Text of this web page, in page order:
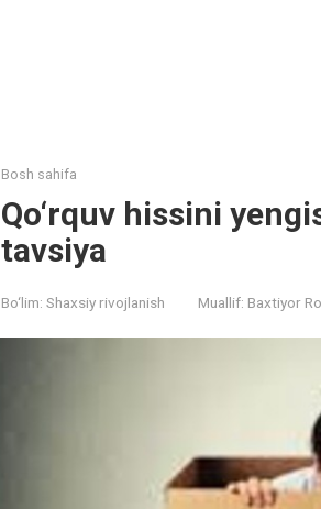
Bosh sahifa
Qo‘rquv hissini
tavsiya
Bo‘lim: Shaxsiy rivojlanish Muallif: Baxtiyor